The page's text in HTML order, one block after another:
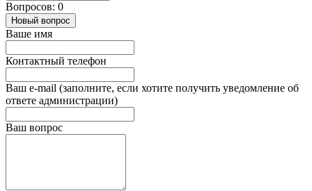
Вопросов: 0
Новый вопрос
Ваше имя
Контактный телефон
Ваш e-mail (заполните, если хотите получить уведомление об
ответе администрации)
Ваш вопрос